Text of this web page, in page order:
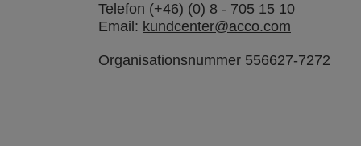
Telefon (+46) (0) 8 - 705 15 10
Email: kundcenter@acco.com
Organisationsnummer 556627-7272